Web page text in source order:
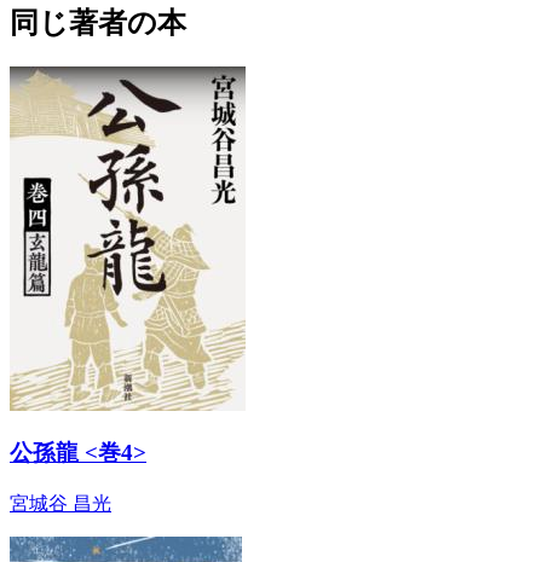
同じ著者の本
公孫龍 <巻4>
宮城谷 昌光